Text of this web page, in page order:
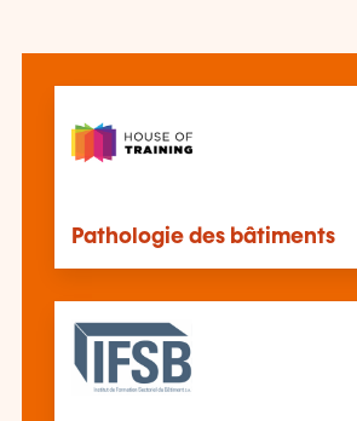
Pathologie des bâtiments